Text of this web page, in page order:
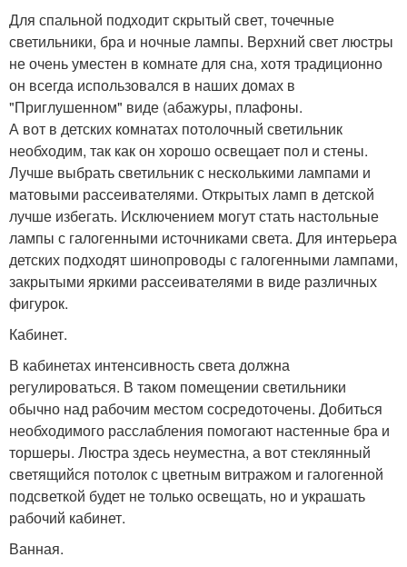
Для спальной подходит скрытый свет, точечные
светильники, бра и ночные лампы. Верхний свет люстры
не очень уместен в комнате для сна, хотя традиционно
он всегда использовался в наших домах в
"Приглушенном" виде (абажуры, плафоны.
А вот в детских комнатах потолочный светильник
необходим, так как он хорошо освещает пол и стены.
Лучше выбрать светильник с несколькими лампами и
матовыми рассеивателями. Открытых ламп в детской
лучше избегать. Исключением могут стать настольные
лампы с галогенными источниками света. Для интерьера
детских подходят шинопроводы с галогенными лампами,
закрытыми яркими рассеивателями в виде различных
фигурок.
Кабинет.
В кабинетах интенсивность света должна
регулироваться. В таком помещении светильники
обычно над рабочим местом сосредоточены. Добиться
необходимого расслабления помогают настенные бра и
торшеры. Люстра здесь неуместна, а вот стеклянный
светящийся потолок с цветным витражом и галогенной
подсветкой будет не только освещать, но и украшать
рабочий кабинет.
Ванная.